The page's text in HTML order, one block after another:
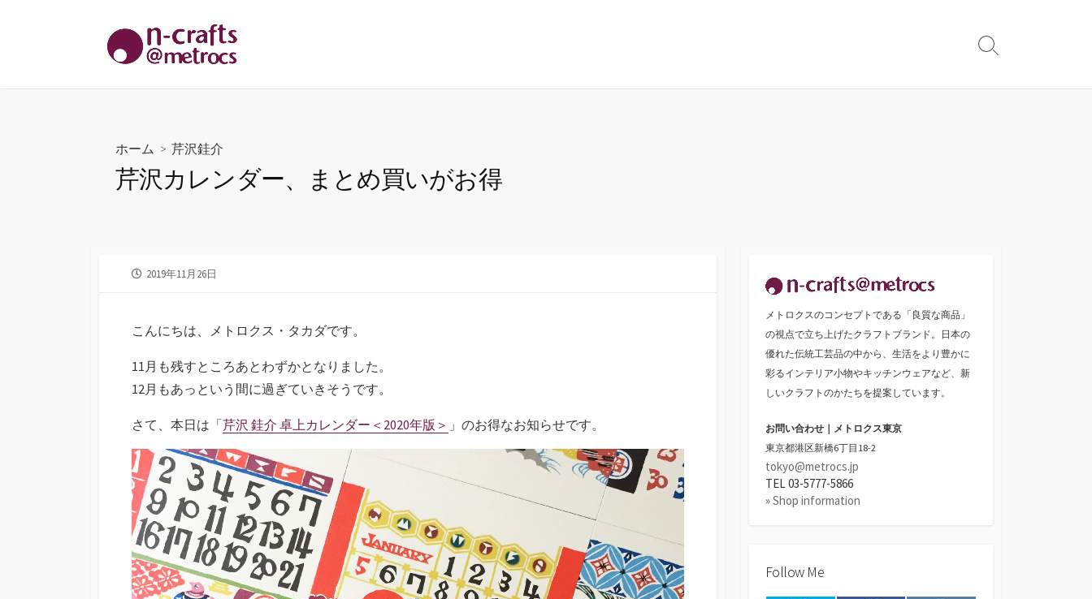
ツ
検
ホーム > 芹沢銈介
芹沢カレンダー、まとめ買いがお得
公
2019年11月26日
こんにちは、メトロクス・タカダです。
11月も残すところあとわずかとなりました。
12月もあっという間に過ぎていきそうです。
さて、本日は「芹沢 銈介 卓上カレンダー＜2020年版＞ 」のお得なお知らせです。
メトロクスのコンセプトである「良質な商品」
の視点で立ち上げたクラフトブランド。日本の
優れた伝統工芸品の中から、生活をより豊かに
彩るインテリア小物やキッチンウェアなど、新
しいクラフトのかたちを提案しています。
お問い合わせ｜メトロクス東京
東京都港区新橋6丁目18-2
tokyo@metrocs.jp
TEL 03-5777-5866
» Shop information
Follow Me